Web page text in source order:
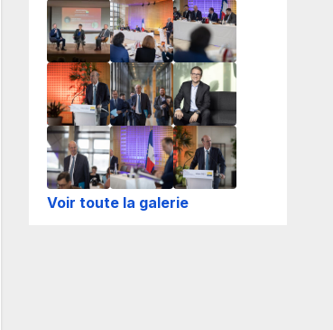
Voir toute la galerie